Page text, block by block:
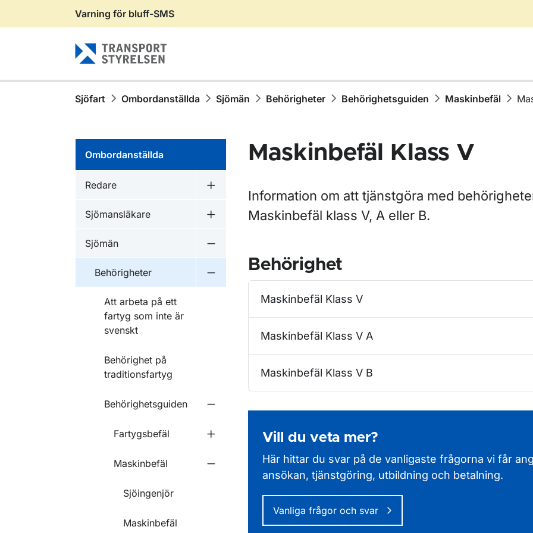
Gå till sidans innehåll
Varning för bluff-SMS
Sjöfart Ombordanställda Sjömän Behörigheter Behörighetsguiden Maskinbefäl
Ombordanställda
Redare
Undermeny för Redare
Sjömansläkare
Undermeny för Sjömansläkare
Sjömän
Behörigheter
Undermeny för Behörigheter
Att arbeta på ett
fartyg som inte är
svenskt
Behörighet på
traditionsfartyg
Behörighetsguiden
Undermeny för Behörighetsguiden
Fartygsbefäl
Undermeny för Fartygsbefäl
Maskinbefäl
Undermeny för Maskinbefäl
Sjöingenjör
Maskinbefäl
Maskinbefäl Klass V
Information om att tjänstgöra med
Maskinbefäl klass V, A eller B.
Behörighet
Maskinbefäl Klass V
Maskinbefäl Klass V A
Maskinbefäl Klass V B
Vill du veta mer?
Här hittar du svar på de vanligaste frågorna vi får
ansökan, tjänstgöring, utbildning och betalning.
Vanliga frågor och svar